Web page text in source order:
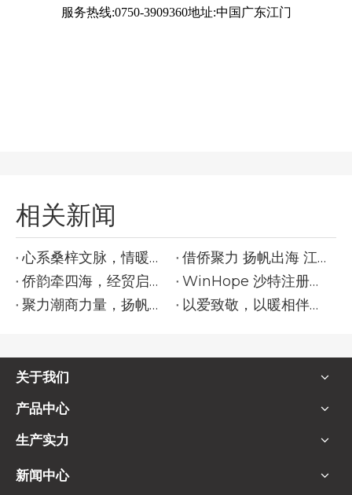
服务热线:0750-3909360地址:中国广东江门
相关新闻
心系桑梓文脉，情暖侨乡林氏|文豪集团聚力守护百年古建，传承乡土根脉
借侨聚力 扬帆出海 江海区企业出海专题分享交流会
侨韵牵四海，经贸启新程｜江门侨商经贸交流座谈会
WinHope 沙特注册品牌商标
聚力潮商力量，扬帆出海新程｜第十一届世界潮商大会会长扩大会议
以爱致敬，以暖相伴｜母亲节暖心献礼
关于我们
产品中心
生产实力
新闻中心